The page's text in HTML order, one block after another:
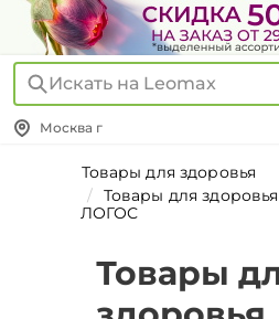
Искать на Leomax
Москва г
Товары для здоровья
Товары для
ЛОГОС
Товары